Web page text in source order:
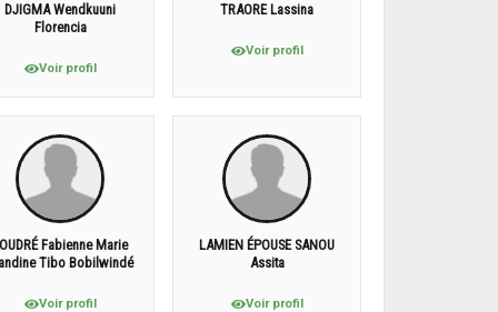
DJIGMA Wendkuuni
Florencia
Voir profil
TRAORE Lassina
Voir profil
Fabienne Marie
Tibo Bobilwindé
Voir profil
LAMIEN ÉPOUSE SANOU
Assita
Voir profil